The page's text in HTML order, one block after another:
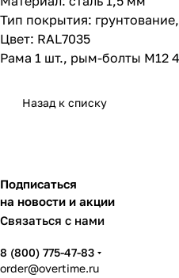
Тип покрытия:
Цвет: RAL7035
Рама 1 шт., рым-болты М12
Назад к списку
Подписаться
на новости и акции
Связаться с нами
8 (800) 775-47-83
order@overtime.ru